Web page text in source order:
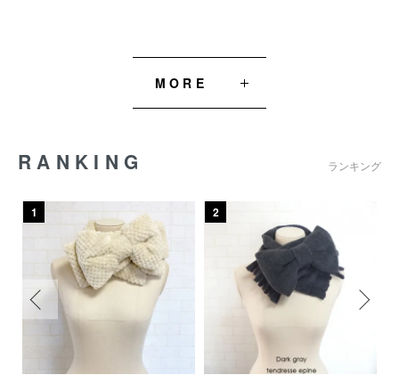
MORE
RANKING ランキング
1 2